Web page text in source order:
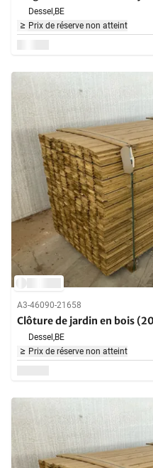
Dessel,BE
Prix de réserve non atteint
A3-46090-21658
Clôture de jardin en bois
Dessel,BE
Prix de réserve non atteint